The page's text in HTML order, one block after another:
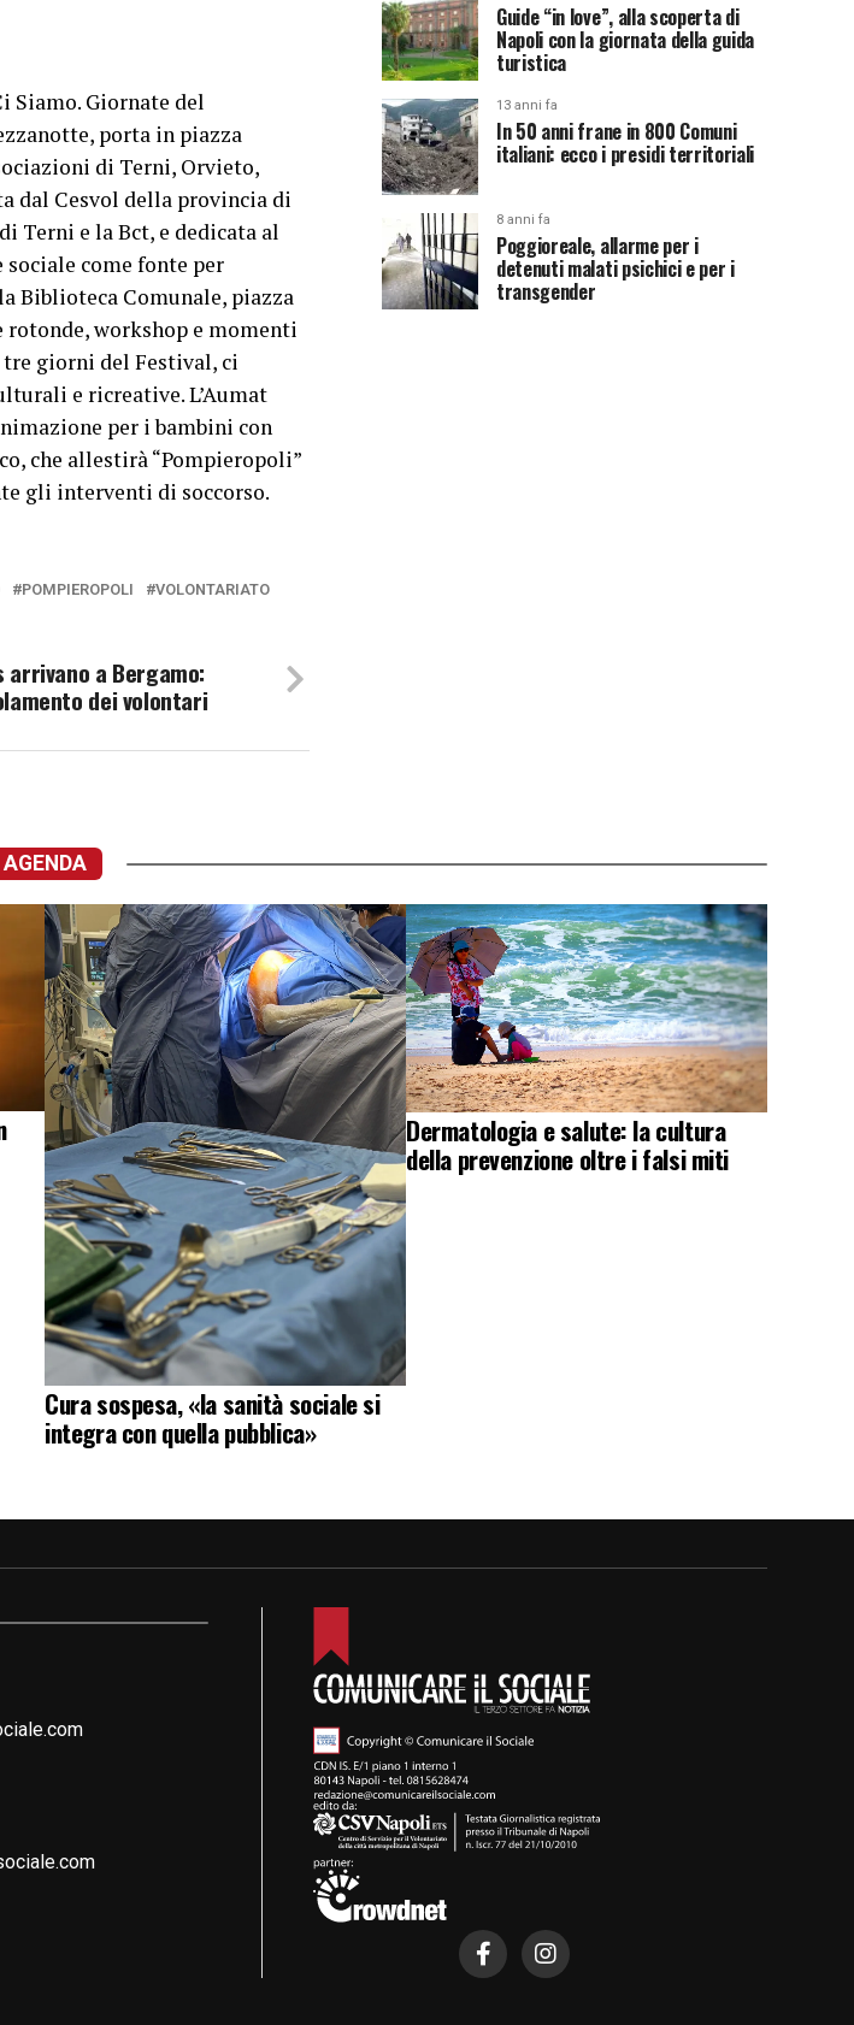
Siamo. Giornate del
porta in piazza
di Terni, Orvieto,
dal Cesvol della provincia di
Terni e la Bct, e dedicata al
come fonte per
Biblioteca Comunale, piazza
rotonde, workshop e momenti
giorni del Festival, ci
e ricreative. L’Aumat
per i bambini con
che allestirà “Pompieropoli”
gli interventi di soccorso.
POMPIEROPOLI VOLONTARIATO
arrivano a Bergamo:
dei volontari
Guide “in love”, alla scoperta di
Napoli con la giornata della guida
turistica
13 anni fa
In 50 anni frane in 800 Comuni
italiani: ecco i presidi territoriali
8 anni fa
Poggioreale, allarme per i
detenuti malati psichici e per i
transgender
AGENDA
Cura sospesa, «la sanità sociale si
integra con quella pubblica»
Dermatologia e salute: la cultura
della prevenzione oltre i falsi miti